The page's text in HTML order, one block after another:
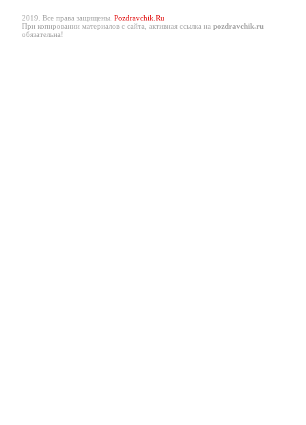
2019. Все права защищены. Pozdravchik.Ru
При копировании материалов с сайта, активная ссылка на pozdravchik.ru
обязательна!